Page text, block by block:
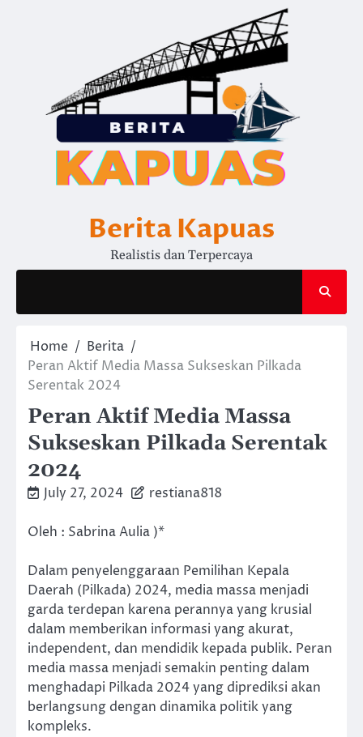
Berita Kapuas
Realistis dan Terpercaya
Home
Berita
Peran Aktif Media Massa Sukseskan Pilkada
Serentak 2024
Peran Aktif Media Massa
Sukseskan Pilkada Serentak
2024
July 27, 2024 restiana818
Oleh : Sabrina Aulia )*
Dalam penyelenggaraan Pemilihan Kepala
Daerah (Pilkada) 2024, media massa menjadi
garda terdepan karena perannya yang krusial
dalam memberikan informasi yang akurat,
independent, dan mendidik kepada publik. Peran
media massa menjadi semakin penting dalam
menghadapi Pilkada 2024 yang diprediksi akan
berlangsung dengan dinamika politik yang
kompleks.